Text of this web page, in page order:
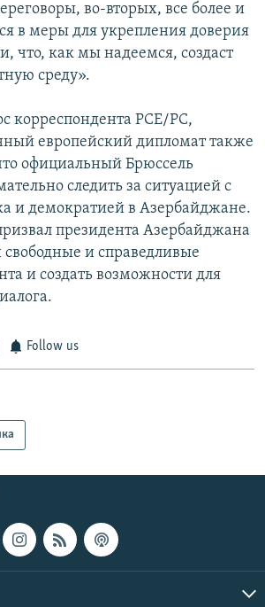
во-вторых, все более и
в меры для укрепления доверия
что, как мы надеемся, создаст
среду».
корреспондента РСЕ/РС,
европейский дипломат также
официальный Брюссель
следить за ситуацией с
и демократией в Азербайджане.
президента Азербайджана
свободные и справедливые
и создать возможности для
Follow us